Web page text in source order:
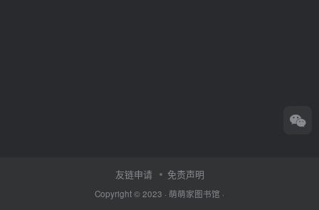
友链申请 免责声明
Copyright © 2023 · 萌萌家图书馆 ·